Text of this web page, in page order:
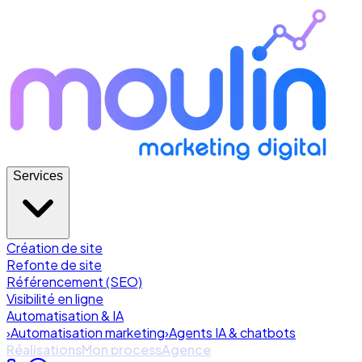
Services
Création de site
Refonte de site
Référencement (SEO)
Visibilité en ligne
Automatisation & IA
›Automatisation marketing›Agents IA & chatbots
RéalisationsMon processAgence